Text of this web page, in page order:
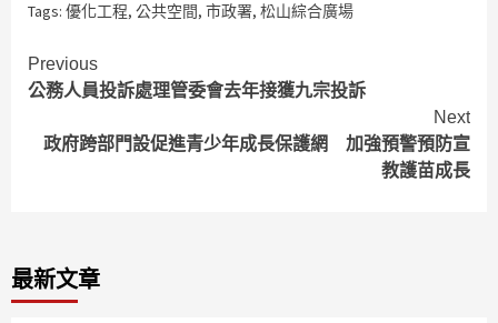
Tags: 優化工程, 公共空間, 市政署, 松山綜合廣場
Continue
Reading
Previous
公務人員投訴處理管委會去年接獲九宗投訴
Next
政府跨部門設促進青少年成長保護網 加強預警預防宣
教護苗成長
最新文章